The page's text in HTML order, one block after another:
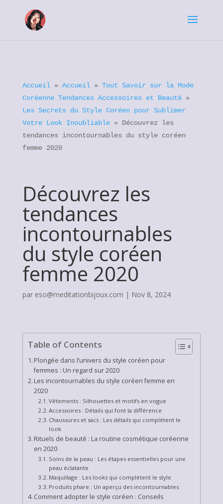
Accueil» Accueil» Tout Savoir sur la Mode
Coréenne Tendances Accessoires et Beauté»
Les Secrets du Style Coréen pour Sublimer
Votre Look Inoubliable» Découvrez les
tendances incontournables du style coréen
femme 2020
Découvrez les
tendances
incontournables
du style coréen
femme 2020
par eso@meditationbijoux.com | Nov 8, 2024
Table of Contents
Plongée dans l’univers du style coréen pour
femmes : Un regard sur 2020
Les incontournables du style coréen femme en
2020
Vêtements : Silhouettes et motifs en vogue
Accessoires : Détails qui font la différence
Chaussures et sacs : Les détails qui complètent le
look
Rituels de beauté : La routine cosmétique coréenne
en 2020
Soins de la peau : Les étapes essentielles pour une
peau éclatante
Maquillage : Les looks qui complètent le style
Produits phare : Un aperçu des incontournables
Comment adopter le style coréen : Conseils